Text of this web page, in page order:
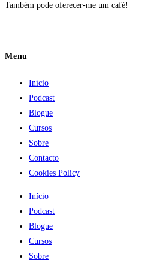
Também pode oferecer-me um café!
Menu
Início
Podcast
Blogue
Cursos
Sobre
Contacto
Cookies Policy
Início
Podcast
Blogue
Cursos
Sobre